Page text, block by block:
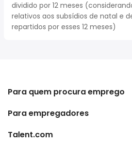
dividido por 12 meses
relativos aos subsídios de natal e
repartidos por esses 12 meses)
Para quem procura emprego
Procurar empregos
Para empregadores
Empreendimento
Talent.com